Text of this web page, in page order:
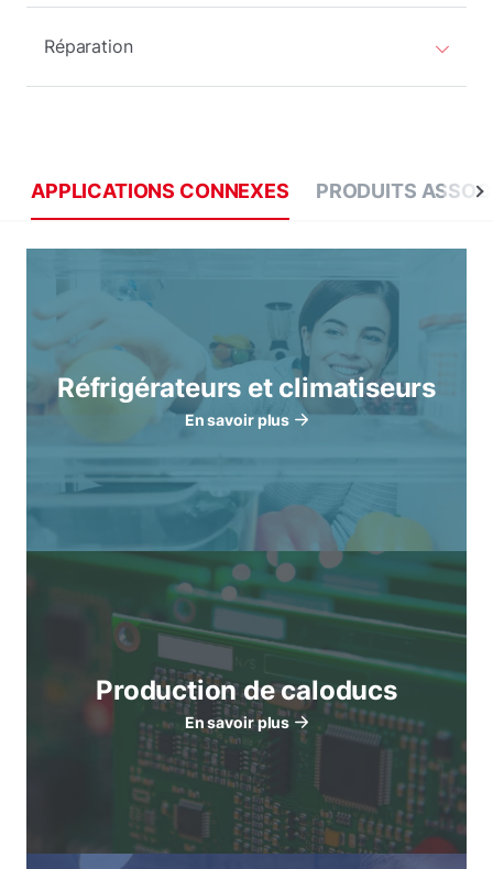
Réparation
APPLICATIONS CONNEXES PRODUITS
Réfrigérateurs et climatiseurs
En savoir plus
Production de caloducs
En savoir plus